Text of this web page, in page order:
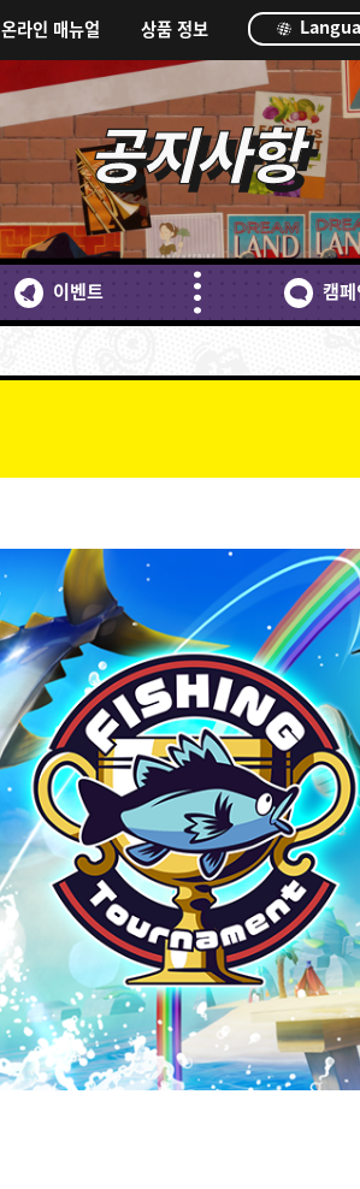
온라인 매뉴얼 상품 정보
공지사항
이벤트 캠